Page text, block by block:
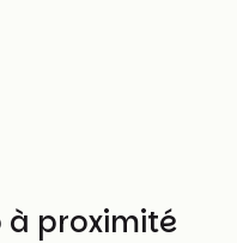
à proximité